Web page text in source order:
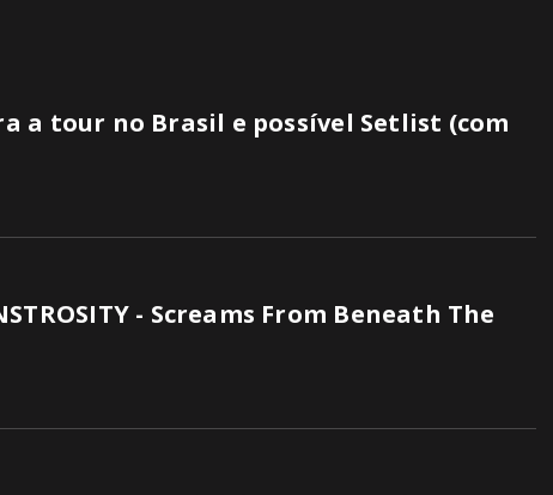
a tour no Brasil e possível Setlist (com
- Screams From Beneath The